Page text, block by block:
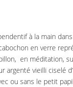
à la main
en verre
en méditation,
argenté vieilli ciselé
ou sans le petit